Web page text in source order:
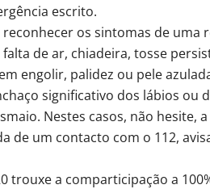
escrito.
os sintomas de uma
de ar, chiadeira, tosse
engolir, palidez ou pele
significativo dos lábios ou
Nestes casos, não hesite,
de um contacto com o 112,
trouxe a comparticipação a